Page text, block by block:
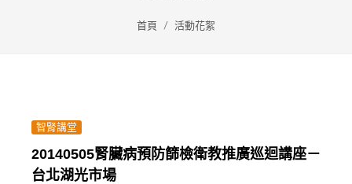
首頁 活動花絮
智腎講堂
20140505腎臟病預防篩檢衛教推廣巡迴講座－
台北湖光市場